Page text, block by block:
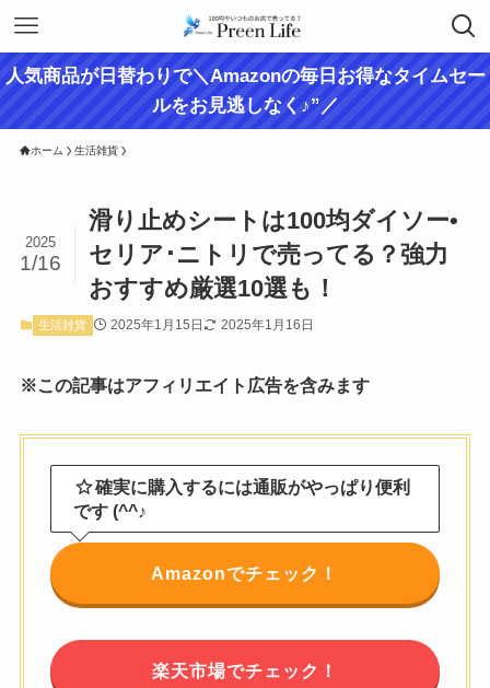
人気商品が日替わりで＼Amazonの毎日お得なタイムセー
ルをお見逃しなく♪”／
ホーム 生活雑貨
滑り止めシートは100均ダイソー•
セリア･ニトリで売ってる？強力
おすすめ厳選10選も！
2025
1/16
生活雑貨 2025年1月15日 2025年1月16日
※この記事はアフィリエイト広告を含みます
確実に購入するには通販がやっぱり便利
です (^^♪
Amazonでチェック！
楽天市場でチェック！